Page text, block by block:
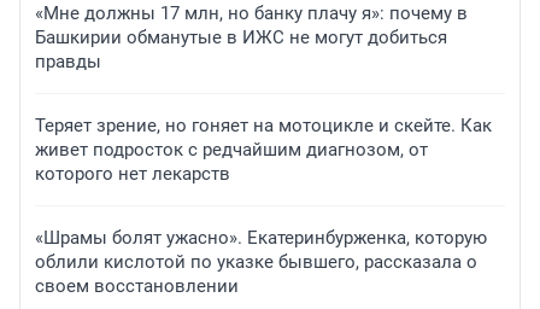
«Мне должны 17 млн, но банку плачу я»: почему в
Башкирии обманутые в ИЖС не могут добиться
правды
Теряет зрение, но гоняет на мотоцикле и скейте. Как
живет подросток с редчайшим диагнозом, от
которого нет лекарств
«Шрамы болят ужасно». Екатеринбурженка, которую
облили кислотой по указке бывшего, рассказала о
своем восстановлении